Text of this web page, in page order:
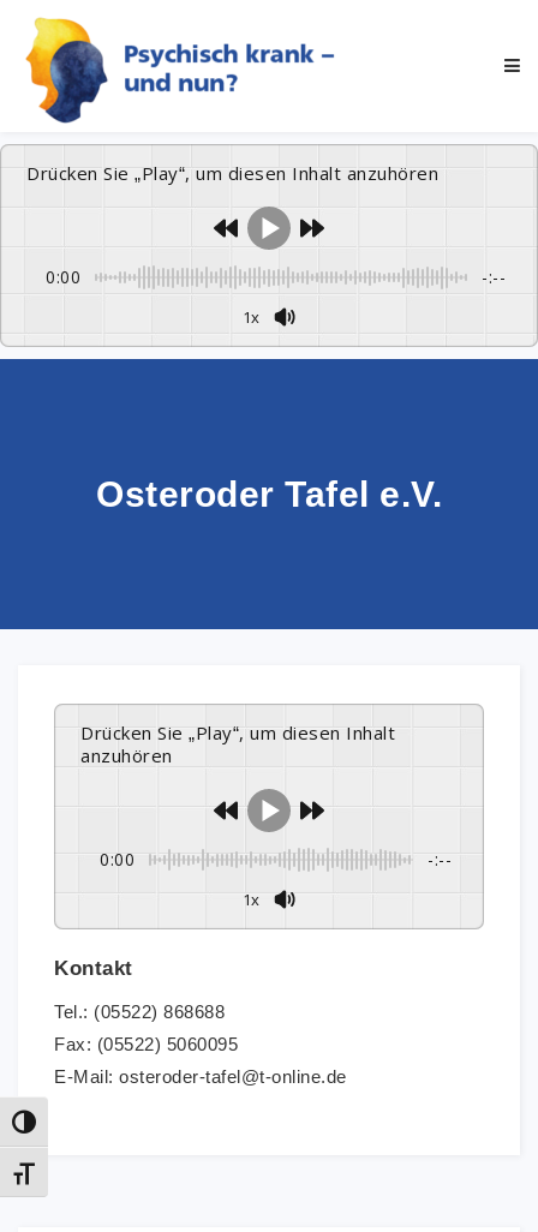
Umschalten auf hohe Kontraste
Schrift vergrößern
Drücken Sie „Play“, um diesen Inhalt anzuhören
0:00 -:--
1x
Osteroder Tafel e.V.
Drücken Sie „Play“, um diesen Inhalt
anzuhören
0:00 -:--
1x
Kontakt
Tel.: (05522) 868688
Fax: (05522) 5060095
E-Mail: osteroder-tafel@t-online.de